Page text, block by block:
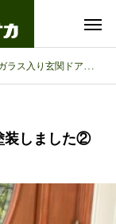
り玄関ドアを再塗装しました②
装しました②